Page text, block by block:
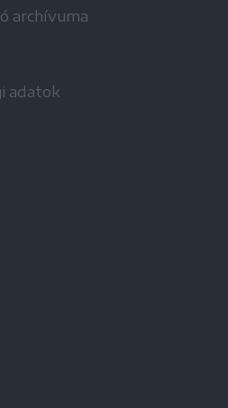
archívuma
adatok